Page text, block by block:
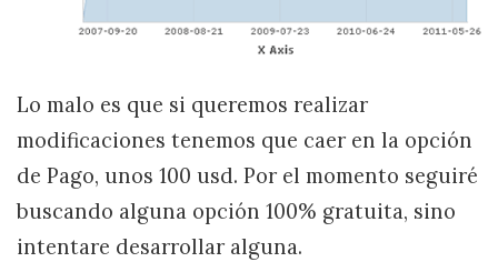
Lo malo es que si queremos realizar
modificaciones tenemos que caer en la opción
de Pago, unos 100 usd. Por el momento seguiré
buscando alguna opción 100% gratuita, sino
intentare desarrollar alguna.